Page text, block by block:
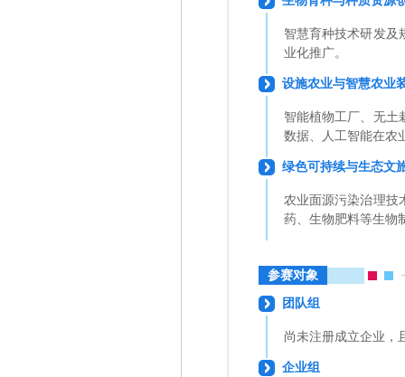
智慧育种技术研发及
业化推广。
设施农业与智慧农业
智能植物工厂、无土
数据、人工智能在农
绿色可持续与生态文
农业面源污染治理技
药、生物肥料等生物
参赛对象
团队组
尚未注册成立企业，
企业组